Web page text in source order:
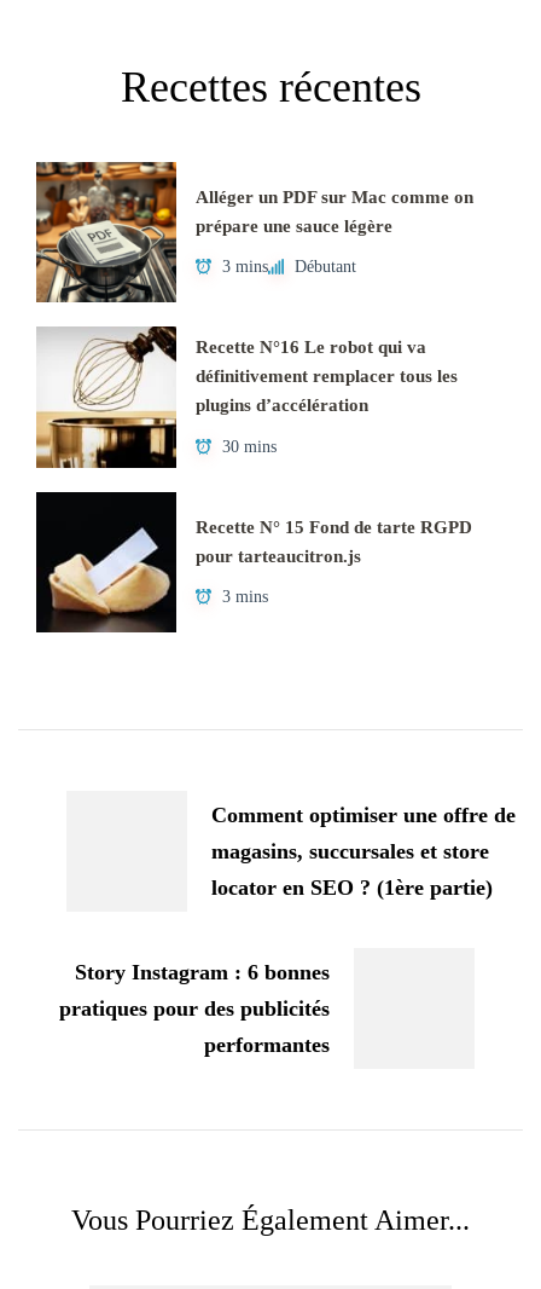
Recettes récentes
Alléger un PDF sur Mac comme on
prépare une sauce légère
3 mins Débutant
Recette N°16 Le robot qui va
définitivement remplacer tous les
plugins d’accélération
30 mins
Recette N° 15 Fond de tarte RGPD
pour tarteaucitron.js
3 mins
Comment optimiser une offre de
magasins, succursales et store
locator en SEO ? (1ère partie)
Story Instagram : 6 bonnes
pratiques pour des publicités
performantes
Vous Pourriez Également Aimer...